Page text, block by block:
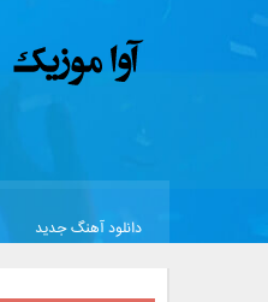
دانلود آهنگ جدید